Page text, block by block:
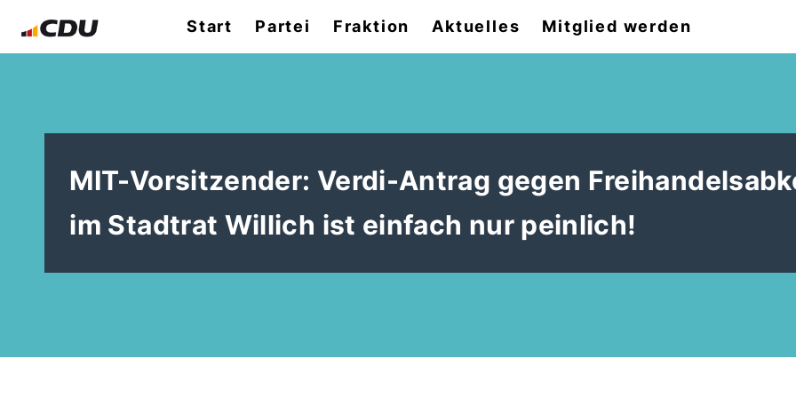
Start Partei Fraktion Aktuelles Mitglied werden
MIT-Vorsitzender: Verdi-Antrag gegen
im Stadtrat Willich ist einfach nur peinlich!